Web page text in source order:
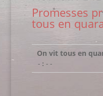
Promesses
tous en
On vit tous en
-:--